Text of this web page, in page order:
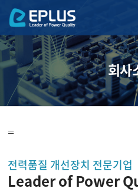
회사
=
전력품질 개선장치 전문기업
Leader of Power